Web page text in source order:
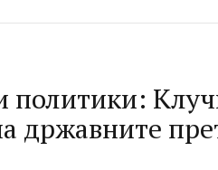
политики:
државните